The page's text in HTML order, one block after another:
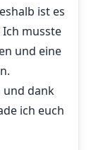
ist es
musste
und eine
und dank
ich euch